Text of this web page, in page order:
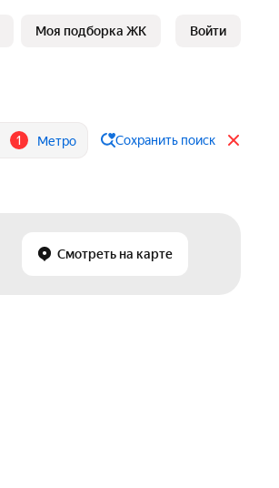
Моя подборка ЖК Войти
1 Метро Сохранить поиск
Смотреть на карте